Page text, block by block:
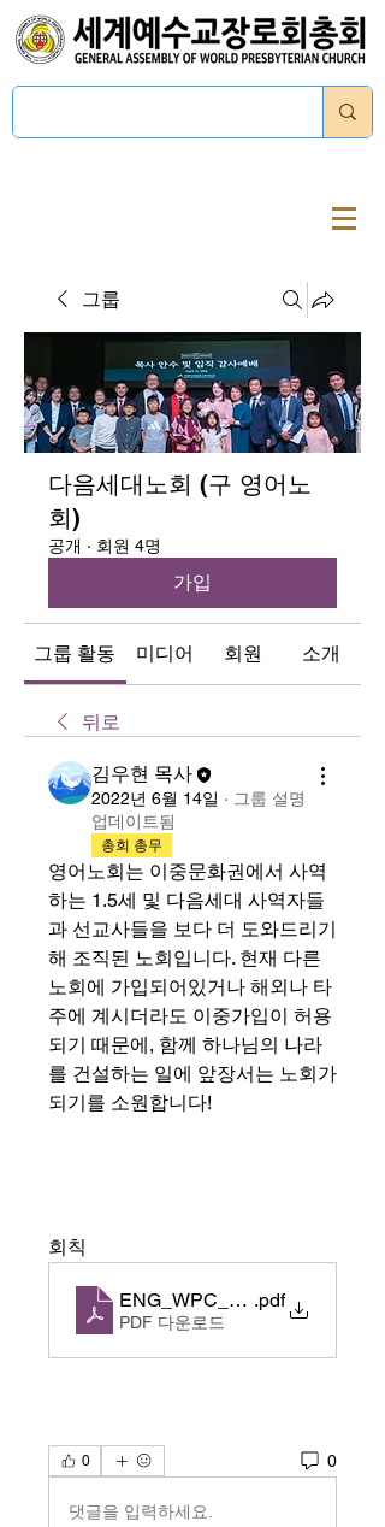
그룹
다음세대노회 (구 영어노
회)
공개 · 회원 4명
가입
그룹 활동 미디어 회원 소개
뒤로
김우현 목사
2022년 6월 14일 · 그룹 설명
업데이트됨
총회 총무
영어노회는 이중문화권에서 사역
하는 1.5세 및 다음세대 사역자들
과 선교사들을 보다 더 도와드리기
해 조직된 노회입니다. 현재 다른
노회에 가입되어있거나 해외나 타
주에 계시더라도 이중가입이 허용
되기 때문에, 함께 하나님의 나라
를 건설하는 일에 앞장서는 노회가
되기를 소원합니다!
회칙
ENG_WPC_StandingRules(4rd)
.pdf
PDF 다운로드
0 0
댓글을 입력하세요.